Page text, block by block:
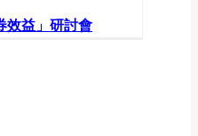
效益」研討會